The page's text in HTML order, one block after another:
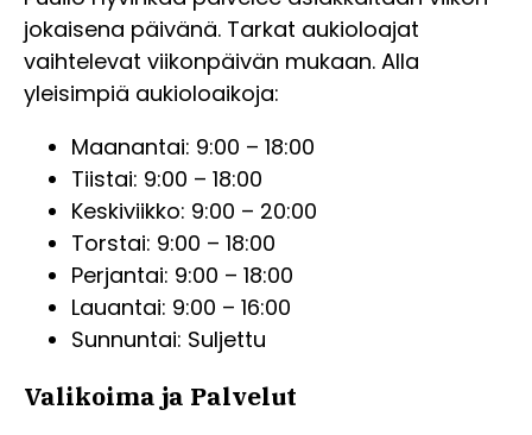
jokaisena päivänä. Tarkat aukioloajat
vaihtelevat viikonpäivän mukaan. Alla
yleisimpiä aukioloaikoja:
Maanantai: 9:00 – 18:00
Tiistai: 9:00 – 18:00
Keskiviikko: 9:00 – 20:00
Torstai: 9:00 – 18:00
Perjantai: 9:00 – 18:00
Lauantai: 9:00 – 16:00
Sunnuntai: Suljettu
Valikoima ja Palvelut